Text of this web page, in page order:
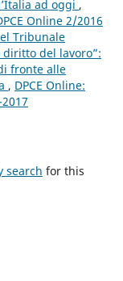
ad oggi ,
Online 2/2016
Tribunale
del lavoro”:
fronte alle
, DPCE Online:
search for this